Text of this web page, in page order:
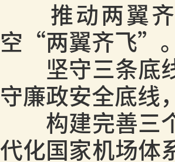
推动两翼
空“两翼齐飞”
坚守三条底
守廉政安全底线
构建完善三
代化国家机场体